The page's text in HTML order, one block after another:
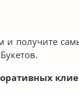
и получите